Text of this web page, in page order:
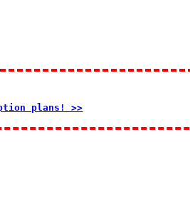
plans! >>